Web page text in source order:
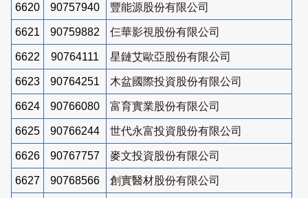
6620 90757940 豐能源股份有限公司
6621 90759882 仨華影視股份有限公司
6622 90764111 星鏈艾歐亞股份有限公司
6623 90764251 木盆國際投資股份有限公司
6624 90766080 富育實業股份有限公司
6625 90766244 世代永富投資股份有限公司
6626 90767757 麥文投資股份有限公司
6627 90768566 創實醫材股份有限公司